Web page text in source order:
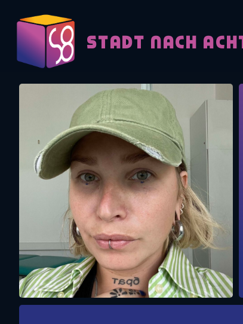
STADT NACH